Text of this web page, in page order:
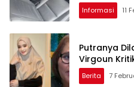
Informasi 11
Putranya
Virgoun
Berita 7